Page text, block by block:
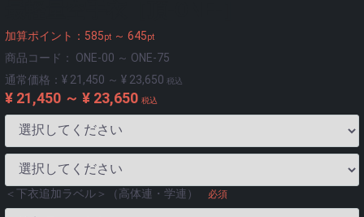
加算ポイント： 585pt ～645pt
商品コード： ONE-00 ～ ONE-75
通常価格：¥ 21,450 ～ ¥ 23,650 税込
¥ 21,450 ～ ¥ 23,650 税込
＜下衣追加ラベル＞（高体連・学連） 必須